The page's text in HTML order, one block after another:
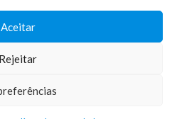
Aceitar
Rejeitar